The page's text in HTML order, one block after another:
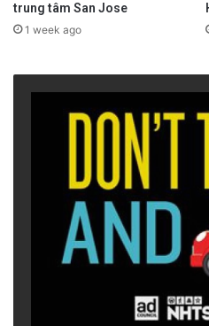
trung tâm San Jose
1 week ago